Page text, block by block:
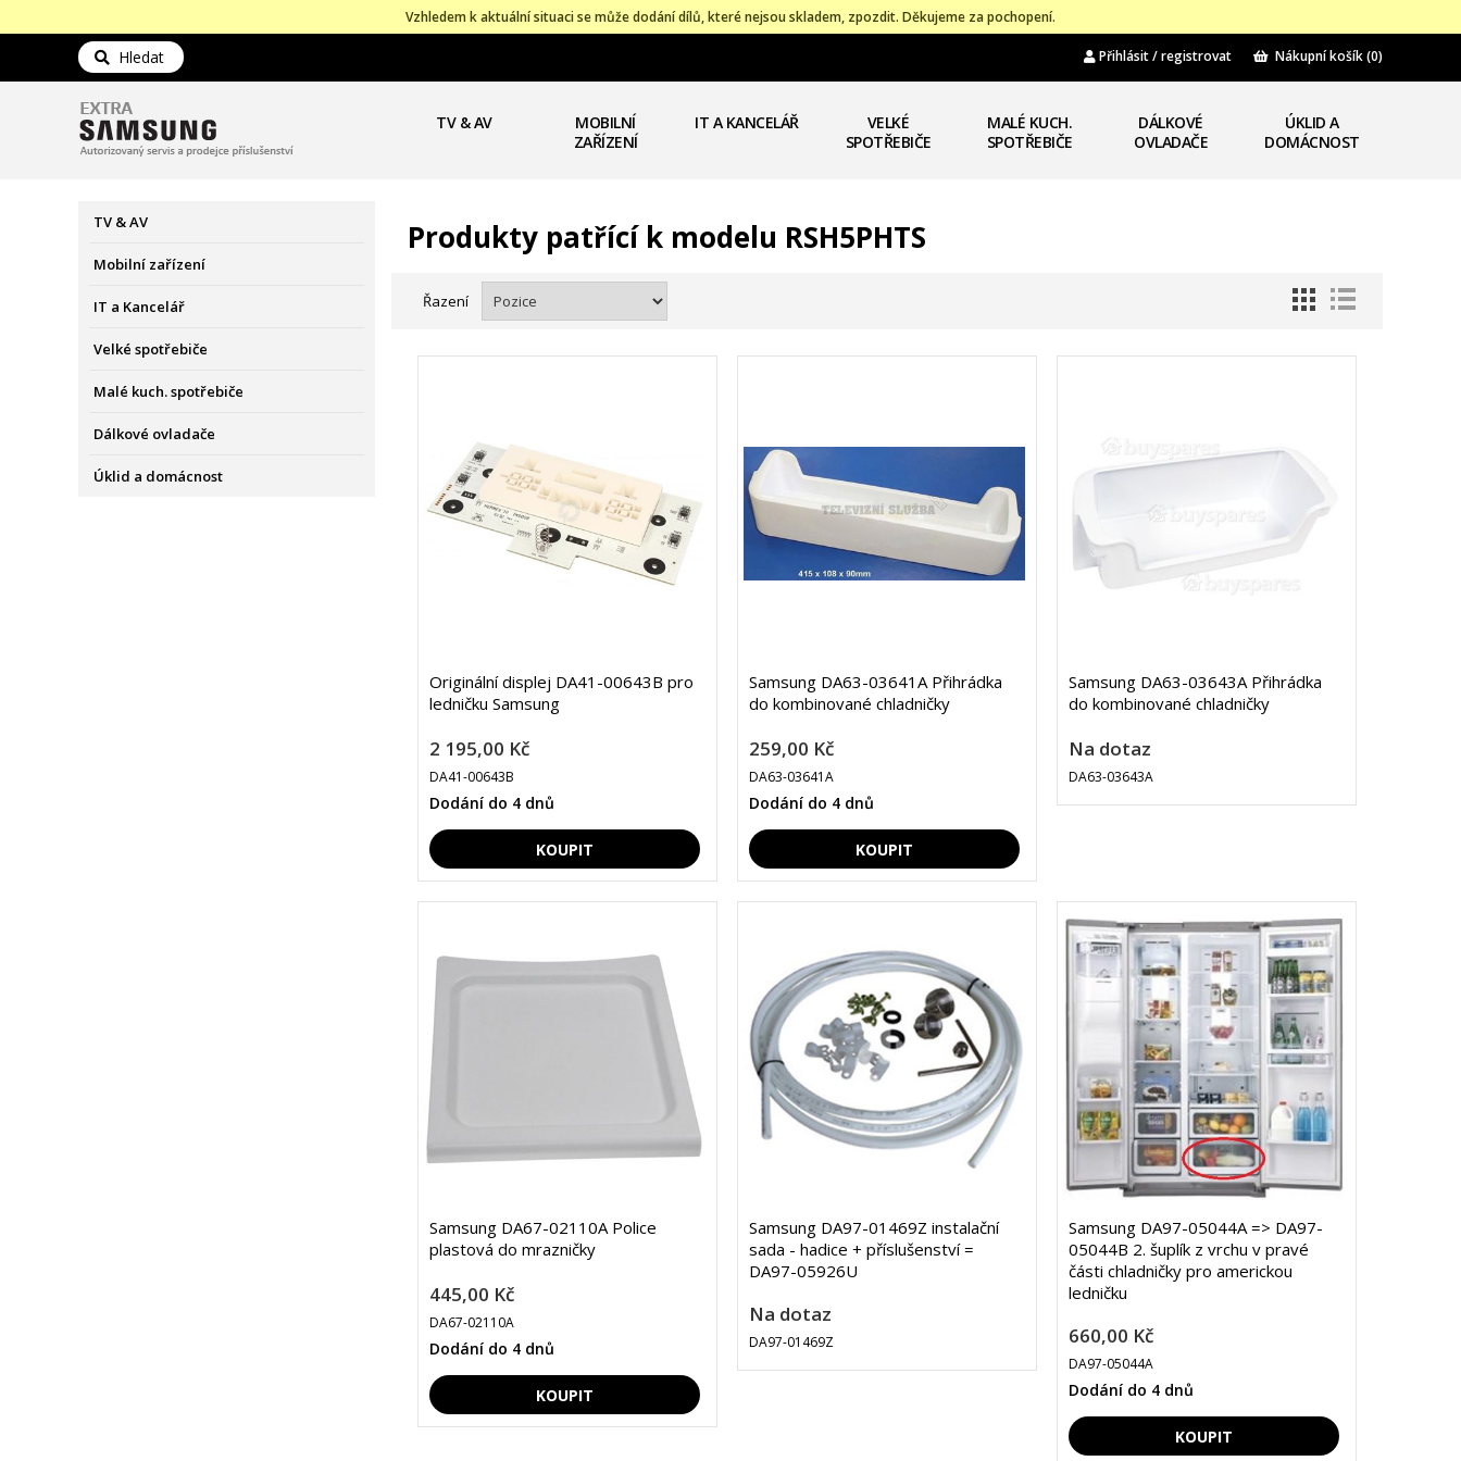
Vzhledem k aktuální situaci se může dodání dílů, které nejsou skladem, zpozdit. Děkujeme za pochopení.
Hledat Přihlásit / registrovat Nákupní košík(0)
TV & AV
MOBILNÍ
ZAŘÍZENÍ
IT A KANCELÁŘ
VELKÉ
SPOTŘEBIČE
MALÉ KUCH.
SPOTŘEBIČE
DÁLKOVÉ
OVLADAČE
ÚKLID A
DOMÁCNOST
TV & AV
Mobilní zařízení
IT a Kancelář
Velké spotřebiče
Malé kuch. spotřebiče
Dálkové ovladače
Úklid a domácnost
Produkty patřící k modelu RSH5PHTS
Řazení
Originální displej DA41-00643B pro
ledničku Samsung
2 195,00 Kč
DA41-00643B
Dodání do 4 dnů
Samsung DA63-03641A Přihrádka
do kombinované chladničky
259,00 Kč
DA63-03641A
Dodání do 4 dnů
Samsung DA63-03643A Přihrádka
do kombinované chladničky
Na dotaz
DA63-03643A
Samsung DA67-02110A Police
plastová do mrazničky
445,00 Kč
DA67-02110A
Dodání do 4 dnů
Samsung DA97-01469Z instalační
sada - hadice + příslušenství =
DA97-05926U
Na dotaz
DA97-01469Z
Samsung DA97-05044A => DA97-
05044B 2. šuplík z vrchu v pravé
části chladničky pro americkou
ledničku
660,00 Kč
DA97-05044A
Dodání do 4 dnů